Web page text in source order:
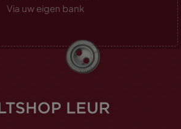
Via uw eigen bank